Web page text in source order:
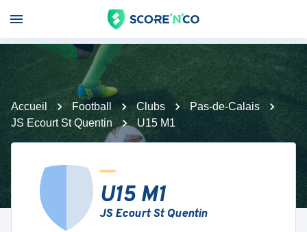
Accueil Football Clubs
Pas-de-Calais
JS Ecourt St Quentin
U15 M1
U15 M1
JS Ecourt St Quentin